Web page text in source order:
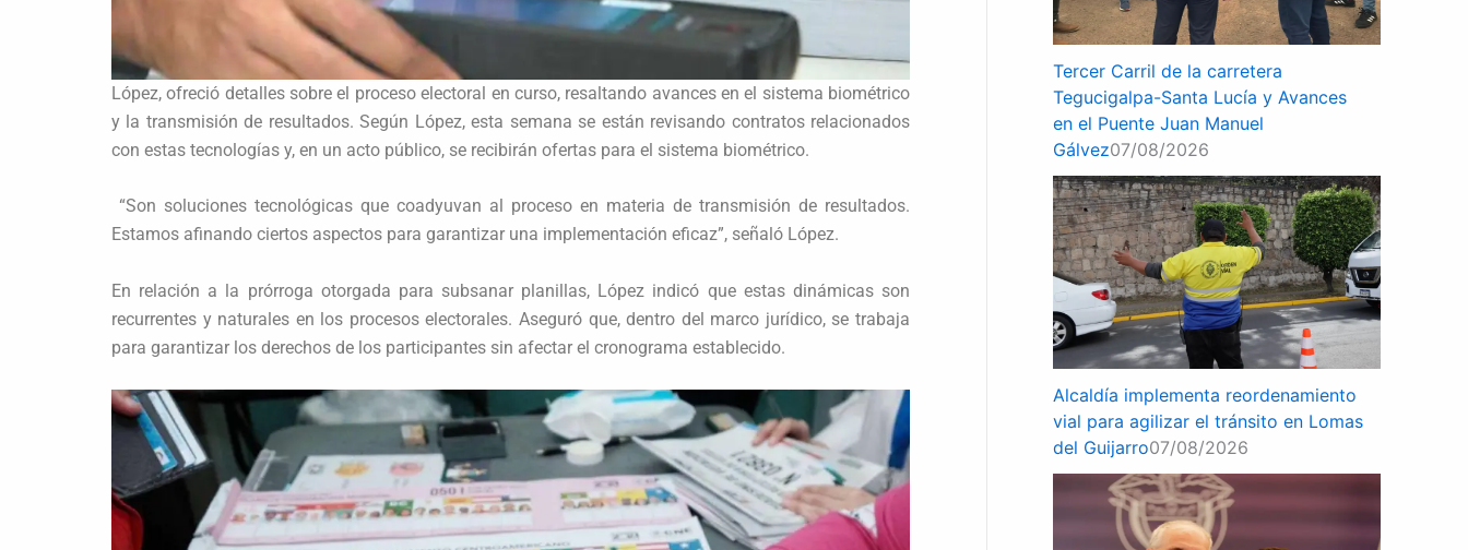
López, ofreció detalles sobre el proceso electoral en curso, resaltando avances en el sistema biométrico
y la transmisión de resultados. Según López, esta semana se están revisando contratos relacionados
con estas tecnologías y, en un acto público, se recibirán ofertas para el sistema biométrico.
“Son soluciones tecnológicas que coadyuvan al proceso en materia de transmisión de resultados.
Estamos afinando ciertos aspectos para garantizar una implementación eficaz”, señaló López.
En relación a la prórroga otorgada para subsanar planillas, López indicó que estas dinámicas son
recurrentes y naturales en los procesos electorales. Aseguró que, dentro del marco jurídico, se trabaja
para garantizar los derechos de los participantes sin afectar el cronograma establecido.
Tercer Carril de la carretera
Tegucigalpa-Santa Lucía y Avances
en el Puente Juan Manuel
Gálvez07/08/2026
Alcaldía implementa reordenamiento
vial para agilizar el tránsito en Lomas
del Guijarro07/08/2026